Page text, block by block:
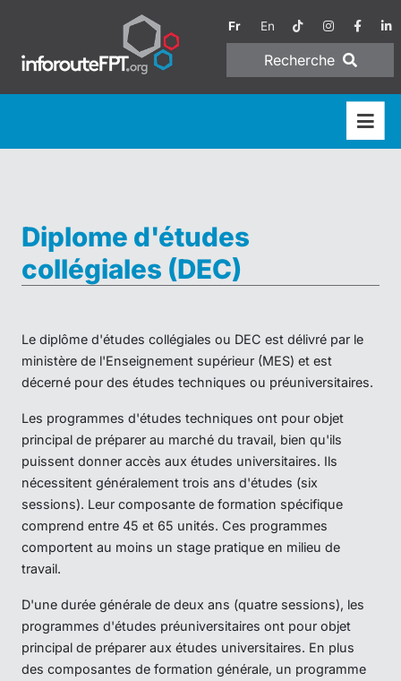
Fr En
Recherche
Diplome d'études
collégiales (DEC)
Le diplôme d'études collégiales ou DEC est délivré par le
ministère de l'Enseignement supérieur (MES) et est
décerné pour des études techniques ou préuniversitaires.
Les programmes d'études techniques ont pour objet
principal de préparer au marché du travail, bien qu'ils
puissent donner accès aux études universitaires. Ils
nécessitent généralement trois ans d'études (six
sessions). Leur composante de formation spécifique
comprend entre 45 et 65 unités. Ces programmes
comportent au moins un stage pratique en milieu de
travail.
D'une durée générale de deux ans (quatre sessions), les
programmes d'études préuniversitaires ont pour objet
principal de préparer aux études universitaires. En plus
des composantes de formation générale, un programme